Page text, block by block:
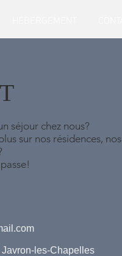
séjour chez nous?
sur nos résidences, nos
les-Chapelles